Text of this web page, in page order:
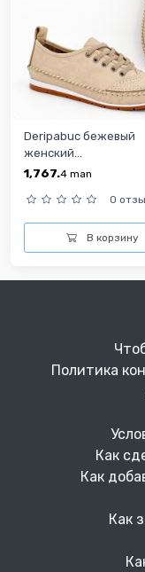
Deripabuc бежевый
женский...
1,767.4 man
0
В корзину
Политика
Как
Как
Как